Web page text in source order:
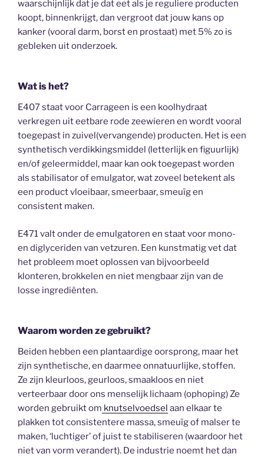
waarschijnlijk dat je dat eet als je reguliere producten
koopt, binnenkrijgt, dan vergroot dat jouw kans op
kanker (vooral darm, borst en prostaat) met 5% zo is
gebleken uit onderzoek.
Wat is het?
E407 staat voor Carrageen is een koolhydraat
verkregen uit eetbare rode zeewieren en wordt vooral
toegepast in zuivel(vervangende) producten. Het is een
synthetisch verdikkingsmiddel (letterlijk en figuurlijk)
en/of geleermiddel, maar kan ook toegepast worden
als stabilisator of emulgator, wat zoveel betekent als
een product vloeibaar, smeerbaar, smeuïg en
consistent maken.
E471 valt onder de emulgatoren en staat voor mono-
en diglyceriden van vetzuren. Een kunstmatig vet dat
het probleem moet oplossen van bijvoorbeeld
klonteren, brokkelen en niet mengbaar zijn van de
losse ingrediënten.
Waarom worden ze gebruikt?
Beiden hebben een plantaardige oorsprong, maar het
zijn synthetische, en daarmee onnatuurlijke, stoffen.
Ze zijn kleurloos, geurloos, smaakloos en niet
verteerbaar door ons menselijk lichaam (ophoping) Ze
worden gebruikt om knutselvoedsel aan elkaar te
plakken tot consistentere massa, smeuïg of malser te
maken, ‘luchtiger’ of juist te stabiliseren (waardoor het
niet van vorm verandert). De industrie noemt het dan